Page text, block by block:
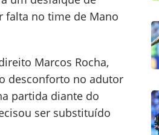
falta no time de Mano
Marcos Rocha,
desconforto no adutor
partida diante do
ser substituído